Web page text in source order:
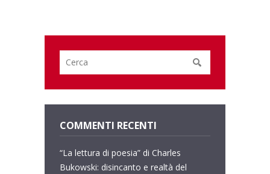
COMMENTI RECENTI
“La lettura di poesia” di Charles
Bukowski: disincanto e realtà del